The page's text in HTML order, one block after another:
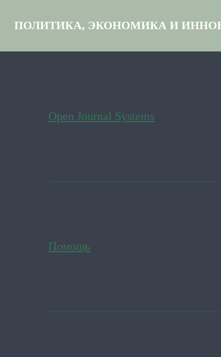
ПОЛИТИКА, ЭКОНОМИКА И
Open Journal Systems
Помощь